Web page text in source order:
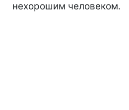
нехорошим человеком.⠀